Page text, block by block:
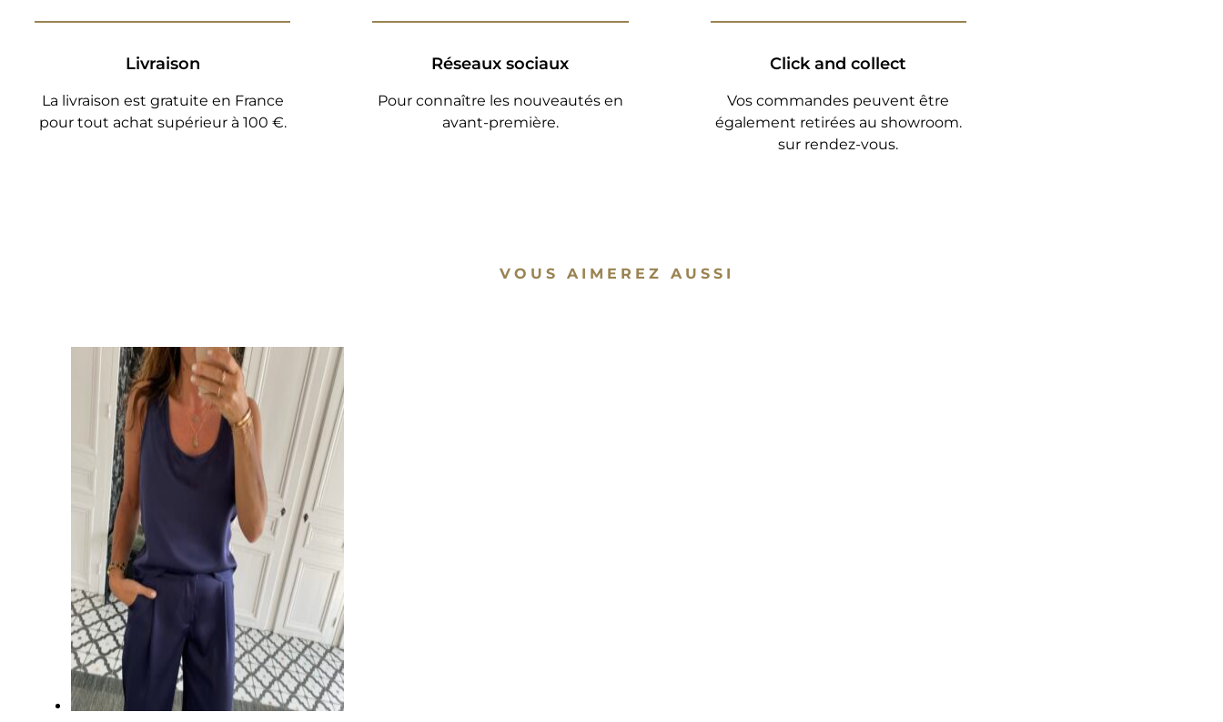
Livraison
La livraison est gratuite en France
pour tout achat supérieur à 100 €.
Réseaux sociaux
Pour connaître les nouveautés en
avant-première.
Click and collect
Vos commandes peuvent être
également retirées au showroom.
sur rendez-vous.
VOUS AIMEREZ AUSSI